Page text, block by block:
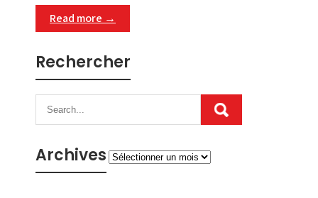
Read more →
Rechercher
ArchivesArchives